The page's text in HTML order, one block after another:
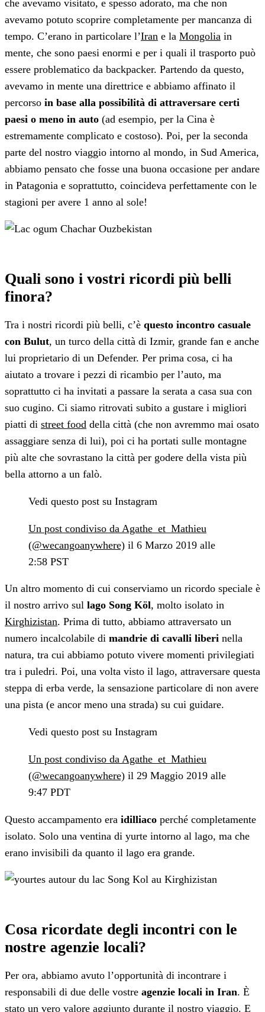
che avevamo visitato, e spesso adorato, ma che non
avevamo potuto scoprire completamente per mancanza di
tempo. C’erano in particolare l’Iran e la Mongolia in
mente, che sono paesi enormi e per i quali il trasporto può
essere problematico da backpacker. Partendo da questo,
avevamo in mente una direttrice e abbiamo affinato il
percorso in base alla possibilità di attraversare certi
paesi o meno in auto (ad esempio, per la Cina è
estremamente complicato e costoso). Poi, per la seconda
parte del nostro viaggio intorno al mondo, in Sud America,
abbiamo pensato che fosse una buona occasione per andare
in Patagonia e soprattutto, coincideva perfettamente con le
stagioni per avere 1 anno al sole!
Quali sono i vostri ricordi più belli
finora?
Tra i nostri ricordi più belli, c’è questo incontro casuale
con Bulut, un turco della città di Izmir, grande fan e anche
lui proprietario di un Defender. Per prima cosa, ci ha
aiutato a trovare i pezzi di ricambio per l’auto, ma
soprattutto ci ha invitati a passare la serata a casa sua con
suo cugino. Ci siamo ritrovati subito a gustare i migliori
piatti di street food della città (che non avremmo mai osato
assaggiare senza di lui), poi ci ha portati sulle montagne
più alte che sovrastano la città per godere della vista più
bella attorno a un falò.
Vedi questo post su Instagram
Un post condiviso da Agathe_et_Mathieu
(@wecangoanywhere) il 6 Marzo 2019 alle
2:58 PST
Un altro momento di cui conserviamo un ricordo speciale è
il nostro arrivo sul lago Song Köl, molto isolato in
Kirghizistan. Prima di tutto, abbiamo attraversato un
numero incalcolabile di mandrie di cavalli liberi nella
natura, tra cui abbiamo potuto vivere momenti privilegiati
tra i puledri. Poi, una volta visto il lago, attraversare questa
steppa di erba verde, la sensazione particolare di non avere
una pista (e ancor meno una strada) su cui guidare.
Vedi questo post su Instagram
Un post condiviso da Agathe_et_Mathieu
(@wecangoanywhere) il 29 Maggio 2019 alle
9:47 PDT
Questo accampamento era idilliaco perché completamente
isolato. Solo una ventina di yurte intorno al lago, ma che
erano invisibili da quanto il lago era grande.
Cosa ricordate degli incontri con le
nostre agenzie locali?
Per ora, abbiamo avuto l’opportunità di incontrare i
responsabili di due delle vostre agenzie locali in Iran. È
stato un vero valore aggiunto durante il nostro viaggio. E